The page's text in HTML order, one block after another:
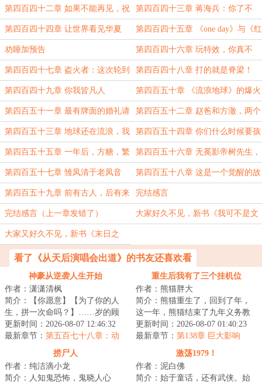
和曾经拿过诺贝尔奖的歌（1w，还
账）
什么烂片啊！
第四百四十二章 如果不能再见，祝
你早午晚都安（9.6k）
第四百四十三章 蒋海兵：你了不
起，你清高，你拿我当炮灰！
第四百四十四章 让世界看见华夏 第四百四十五章 《one day》与《红
海行动》，这是华夏的声音！
劝睡加预告 第四百四十六章 玩特效，你真不
行！
第四百四十七章 盗火者：这次轮到
我羞辱你啦
第四百四十八章 打的就是脊梁！
（1w）
第四百四十九章 你我皆凡人 第四百五十章 《流浪地球》的爆火
与华夏思想（11k）
第四百五十一章 最有牌面的婚礼请
柬
第四百五十二章 赵爸和方澈，两个
男人的接力
第四百五十三章 地球还在流浪，我
已抵达家乡（结婚啦）
第四百五十四章 你们什么时候要孩
子呀（补）
第四百五十五章 一年后，方糖，繁
星奖
第四百五十六章 无冕影帝树先生，
救场之王方导演
第四百五十七章 雏凤清于老凤音 第四百五十八章 这是一个觉醒的故
事
第四百五十九章 前有古人，后有来
者（大结局）
完结感言
完结感言（上一章发错了） 大家好久不见，新书《我可不是文
大家又好久不见，新书《末日之
后，老派武尊》来了
看了《从天后演唱会出道》的书友还喜欢看
神豪从逆袭人生开始
作者：潇潇清枫
简介：【你愿意】【为了你的人
生，拼一次命吗？】……岁的顾
珩，双脚深陷泥泞。当命运荆棘
递向他的那一刻...
更新时间：2026-08-07 12:46:32
最新章节： 第五百七十八章：动
重生后我有了三个挂机位
作者：熊猫胖大
简介：熊猫重生了，回到了年，
这一年，熊猫结束了九年义务教
育，原本会复读一年，但这一
世，他选择结束学...
更新时间：2026-08-07 01:40:23
最新章节： 第138章 巨大影响
捞尸人
作者：纯洁滴小龙
简介：人知鬼恐怖，鬼晓人心
激荡1979！
作者：泥白佛
简介：始于童话，还有武侠。始